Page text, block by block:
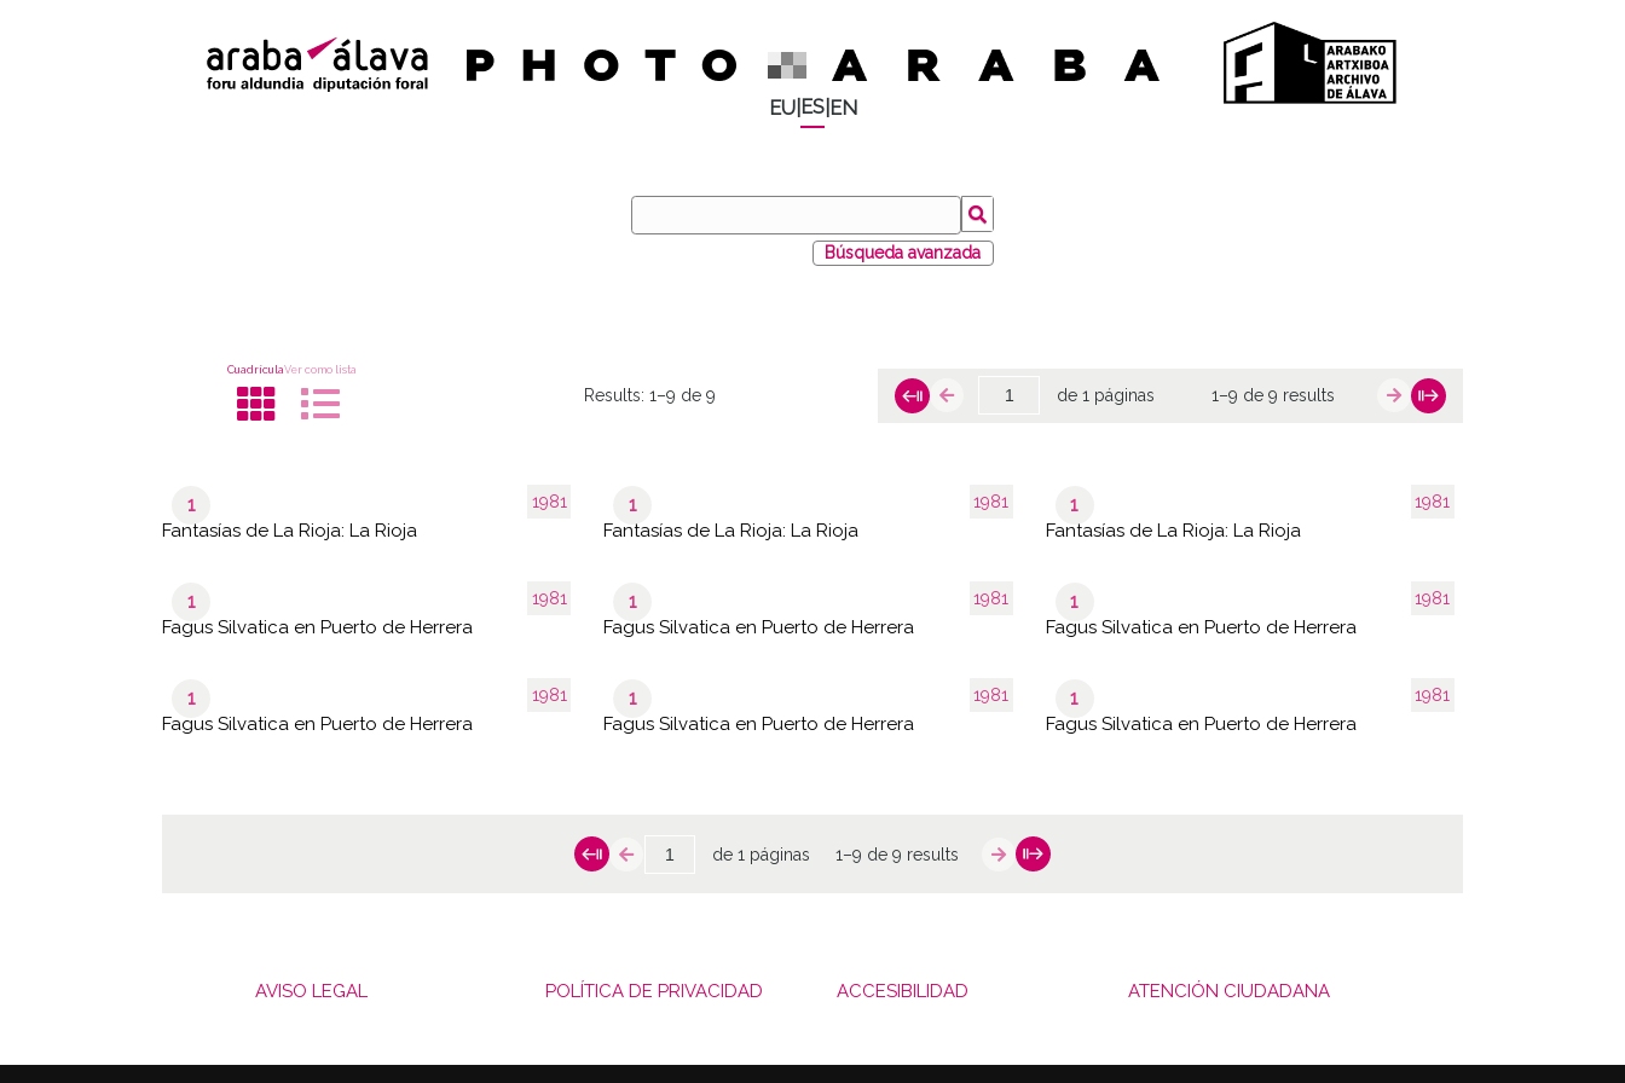
EU| ES| EN
Búsqueda avanzada
CuadrículaVer como lista
Results:1–9 de 9 de 1 páginas 1–9 de 9 results
1981
1
Fantasías de La Rioja: La Rioja
1981
1
Fantasías de La Rioja: La Rioja
1981
1
Fantasías de La Rioja: La Rioja
1981
1
Fagus Silvatica en Puerto de Herrera
1981
1
Fagus Silvatica en Puerto de Herrera
1981
1
Fagus Silvatica en Puerto de Herrera
1981
1
Fagus Silvatica en Puerto de Herrera
1981
1
Fagus Silvatica en Puerto de Herrera
1981
1
Fagus Silvatica en Puerto de Herrera
de 1 páginas 1–9 de 9 results
AVISO LEGAL POLÍTICA DE PRIVACIDAD ACCESIBILIDAD ATENCIÓN CIUDADANA